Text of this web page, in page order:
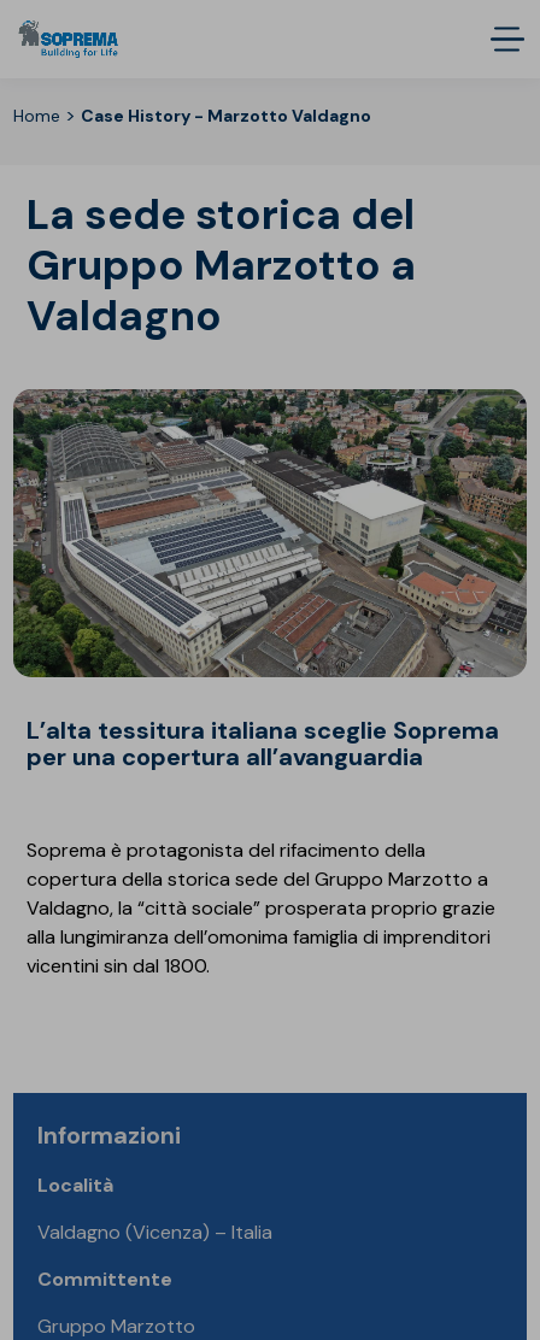
Home > Case History - Marzotto Valdagno
La sede storica del
Gruppo Marzotto a
Valdagno
L’alta tessitura italiana sceglie Soprema
per una copertura all’avanguardia
Soprema è protagonista del rifacimento della
copertura della storica sede del Gruppo Marzotto a
Valdagno, la “città sociale” prosperata proprio grazie
alla lungimiranza dell’omonima famiglia di imprenditori
vicentini sin dal 1800.
Informazioni
Località
Valdagno (Vicenza) – Italia
Committente
Gruppo Marzotto